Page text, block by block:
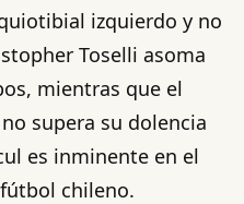
izquierdo y no
Toselli asoma
mientras que el
supera su dolencia
es inminente en el
chileno.